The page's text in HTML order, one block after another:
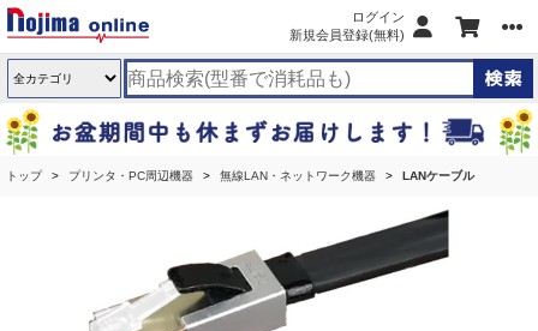
ログイン
新規会員登録(無料)
トップ プリンタ・PC周辺機器 無線LAN・ネットワーク機器 LANケーブル